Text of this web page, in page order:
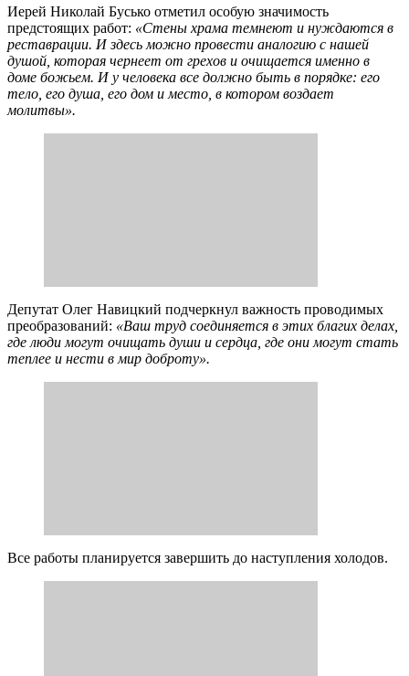
Иерей Николай Бусько отметил особую значимость
предстоящих работ: «Стены храма темнеют и нуждаются в
реставрации. И здесь можно провести аналогию с нашей
душой, которая чернеет от грехов и очищается именно в
доме божьем. И у человека все должно быть в порядке: его
тело, его душа, его дом и место, в котором воздает
молитвы».
Депутат Олег Навицкий подчеркнул важность проводимых
преобразований: «Ваш труд соединяется в этих благих делах,
где люди могут очищать души и сердца, где они могут стать
теплее и нести в мир доброту».
Все работы планируется завершить до наступления холодов.